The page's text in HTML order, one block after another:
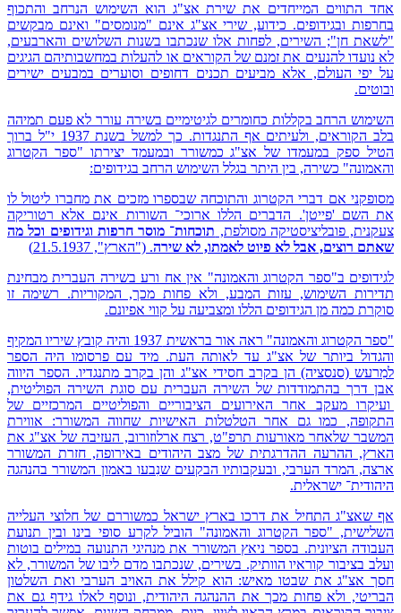
אחד התווים המייחדים את שירת אצ"ג הוא השימוש הנרחב והתכוף
בחרפות ובגידופים. כידוע, שירי אצ"ג אינם "מנומסים" ואינם מבקשים
"לשאת חן"; השירים, לפחות אלו שנכתבו בשנות השלושים והארבעים,
לא נועדו להנעים את זמנם של הקוראים או להעלות במחשבותיהם הגיגים
על יפי העולם, אלא מביעים תכנים דחופים וסוערים במבעים ישירים
ובוטים.
השימוש הרחב בקללות כחומרים לגיטימיים בשירה עורר לא פעם תמיהה
בלב הקוראים, ולעיתים אף התנגדות. כך למשל בשנת 1937 י"ל ברוך
הטיל ספק במעמדו של אצ"ג כמשורר ובמעמד יצירתו "ספר הקטרוג
והאמונה" כשירה, בין היתר בגלל השימוש הרחב בגידופים:
מסופקני אם דברי הקטרוג והתוכחה שבספרו מזכים את מחברו ליטול לו
את השם 'פייטן'. הדברים הללו ארוכי־ השורות אינם אלא רטוריקה
צעקנית, פובליציסטיקה מסולפת, תוכחות־ מוסר חרפות וגידופים וכל מה
שאתם רוצים, אבל לא פיוט לאמתו, לא שירה. ("הארץ", 21.5.1937)
לגידופים ב"ספר הקטרוג והאמונה" אין אח ורע בשירה העברית מבחינת
תדירות השימוש, עזות המבע, ולא פחות מכך, המקוריות. רשימה זו
סוקרת כמה מן הגידופים הללו ומצביעה על קווי אפיונם.
"ספר הקטרוג והאמונה" ראה אור בראשית 1937 והיה קובץ שיריו המקיף
והגדול ביותר של אצ"ג עד לאותה העת. מיד עם פרסומו היה הספר
למִרעש (סנסציה) הן בקרב חסידי אצ"ג והן בקרב מתנגדיו. הספר היווה
אבן דרך בהתמודדות של השירה העברית עם סוגת השירה הפוליטית,
ועיקרו מעקב אחר האירועים הציבוריים והפוליטיים המרכזיים של
התקופה, כמו גם אחר הטלטלות האישיות שחווה המשורר: אווירת
המשבר שלאחר מאורעות תרפ"ט, רצח ארלוזורוב, העזיבה של אצ"ג את
הארץ, ההרעה ההדרגתית של מצב היהודים באירופה, חזרת המשורר
ארצה, המרד הערבי, ובעקבותיו הבקעים שנִבעו באמון המשורר בהנהגה
היהודית־ ישראלית.
אף שאצ"ג התחיל את דרכו בארץ ישראל כמשוררם של חלוצי העלייה
השלישית, "ספר הקטרוג והאמונה" הוביל לקרע סופי בינו ובין תנועת
העבודה הציונית. בספר ניאץ המשורר את מנהיגי התנועה במילים בוטות
ועלב בציבור קוראיו הוותיק. בשירים, שנכתבו מדם ליבו של המשורר, לא
חסך אצ"ג את שבטו מאיש: הוא קילל את האויב הערבי ואת השלטון
הבריטי, ולא פחות מכך את ההנהגה היהודית, ונוסף לאלו גידף גם את